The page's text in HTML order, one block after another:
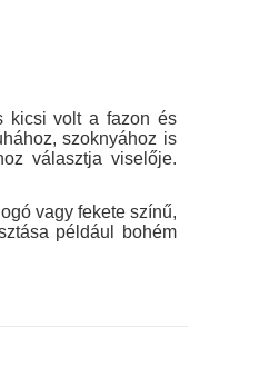
kicsi volt a fazon és
szoknyához is
választja viselője.
vagy fekete színű,
például bohém